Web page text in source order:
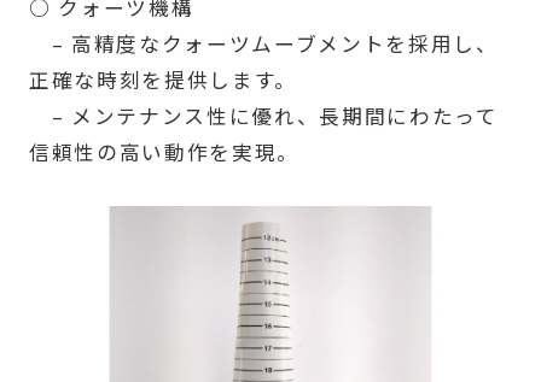
○ クォーツ機構
– 高精度なクォーツムーブメントを採用し、
正確な時刻を提供します。
– メンテナンス性に優れ、長期間にわたって
信頼性の高い動作を実現。